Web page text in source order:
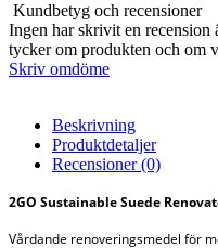
Kundbetyg och recensioner
Ingen har skrivit en
tycker om produkten och om
Skriv omdöme
Beskrivning
Produktdetaljer
Recensioner (0)
2GO Sustainable Suede
Vårdande renoveringsmedel för